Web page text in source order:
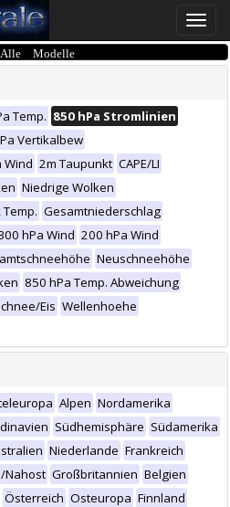
Toggle
Modelle
Temp. 850 hPa Stromlinien
Vertikalbew
Wind 2m Taupunkt CAPE/LI
Niedrige Wolken
Gesamtniederschlag
hPa Wind 200 hPa Wind
Neuschneehöhe
850 hPa Temp. Abweichung
Eis Wellenhoehe
Alpen Nordamerika
Südhemisphäre Südamerika
Niederlande Frankreich
Nahost Großbritannien Belgien
Österreich Osteuropa Finnland